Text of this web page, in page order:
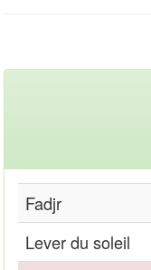
Fadjr
Lever du soleil